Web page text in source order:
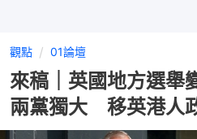
觀點 01論壇
來稿｜英國地方選
兩黨獨大 移英港人